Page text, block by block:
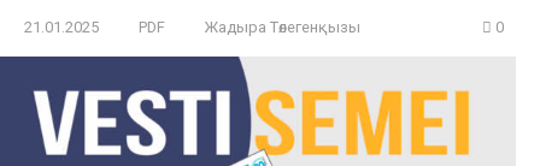
21.01.2025 PDF Жадыра Төлегенқызы 0